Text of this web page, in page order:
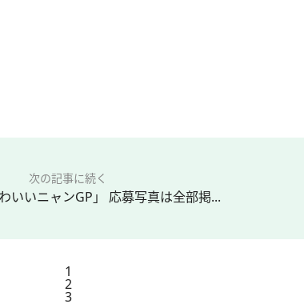
次の記事に続く
いいニャンGP」 応募写真は全部掲...
1
2
3